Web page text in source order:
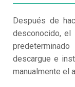
Después de
desconocido,
descargue e
manualmente el